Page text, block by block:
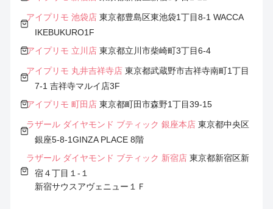
アイプリモ 池袋店 東京都豊島区東池袋1丁目8-1 WACCA
IKEBUKURO1F
アイプリモ 立川店 東京都立川市柴崎町3丁目6-4
アイプリモ 丸井吉祥寺店 東京都武蔵野市吉祥寺南町1丁目
7-1 吉祥寺マルイ店3F
アイプリモ 町田店 東京都町田市森野1丁目39-15
ラザール ダイヤモンド ブティック 銀座本店 東京都中央区
銀座5-8-1GINZA PLACE 8階
ラザール ダイヤモンド ブティック 新宿店 東京都新宿区新
宿４丁目１-１
新宿サウスアヴェニュー１Ｆ